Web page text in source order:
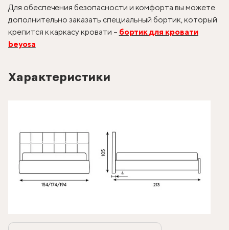
Для обеспечения безопасности и комфорта вы можете
дополнительно заказать специальный бортик, который
крепится к каркасу кровати – бортик для кровати
beyosa
Характеристики